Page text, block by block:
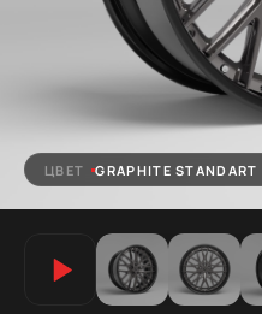
ЦВЕТ GRAPHITE STANDART